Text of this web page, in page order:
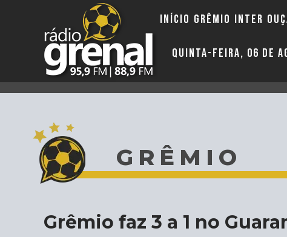
INÍCIO GRÊMIO INTER
QUINTA-FEIRA, 06 DE
GRÊMIO
Grêmio faz 3 a 1 no